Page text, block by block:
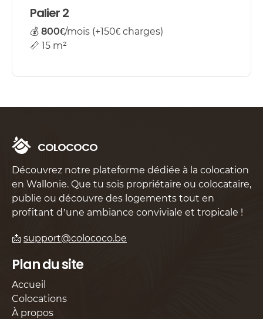
Palier 2
💰 800€/mois (+150€ charges)
📏 15 m²
COLOCOCO
Découvrez notre plateforme dédiée à la colocation
en Wallonie. Que tu sois propriétaire ou colocataire,
publie ou découvre des logements tout en
profitant d’une ambiance conviviale et tropicale !
📩 support@colococo.be
Plan du site
Accueil
Colocations
À propos